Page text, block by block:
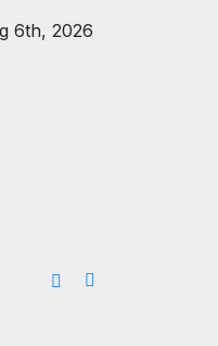
Pagi Hari, Ini Fakta
6th, 2026